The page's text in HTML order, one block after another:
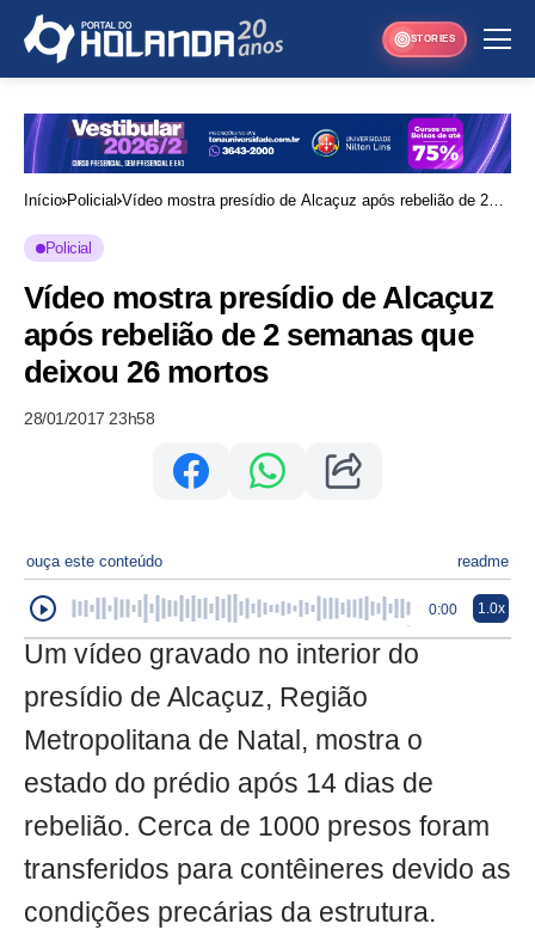
STORIES
Início Policial Vídeo mostra presídio de Alcaçuz após rebelião de 2
Policial
Vídeo mostra presídio de Alcaçuz
após rebelião de 2 semanas que
deixou 26 mortos
28/01/2017 23h58
ouça este conteúdo readme
0:00 1.0x
Um vídeo gravado no interior do
presídio de Alcaçuz, Região
Metropolitana de Natal, mostra o
estado do prédio após 14 dias de
rebelião. Cerca de 1000 presos foram
transferidos para contêineres devido as
condições precárias da estrutura.